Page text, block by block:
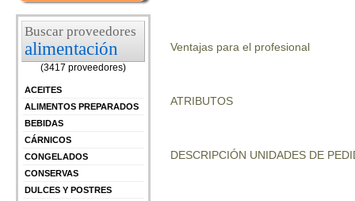
Buscar proveedores
alimentación
(3417 proveedores)
ACEITES
ALIMENTOS PREPARADOS
BEBIDAS
CÁRNICOS
CONGELADOS
CONSERVAS
DULCES Y POSTRES
Ventajas para el profesional
ATRIBUTOS
DESCRIPCIÓN UNIDADES DE